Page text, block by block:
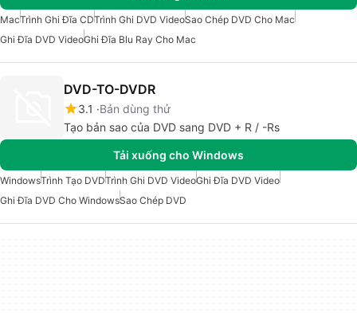
MacTrình Ghi Đĩa CDTrình Ghi DVD VideoSao Chép DVD Cho Mac
Ghi Đĩa DVD VideoGhi Đĩa Blu Ray Cho Mac
DVD-TO-DVDR
3.1
Bản dùng thử
Tạo bản sao của DVD sang DVD + R / -Rs
Tải xuống cho Windows
WindowsTrình Tạo DVDTrình Ghi DVD VideoGhi Đĩa DVD Video
Ghi Đĩa DVD Cho WindowsSao Chép DVD